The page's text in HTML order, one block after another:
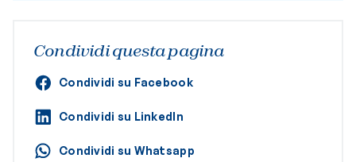
Condividi questa pagina
Condividi su Facebook
Condividi su LinkedIn
Condividi su Whatsapp